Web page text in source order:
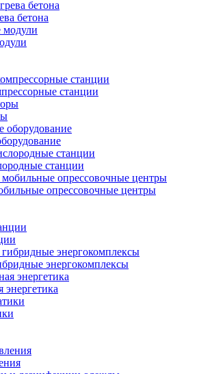
бетона
станции
станции
опрессовочные центры
энергокомплексы
энергетика